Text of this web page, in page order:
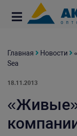
Главная Новости
Sea
18.11.2013
«Живые»